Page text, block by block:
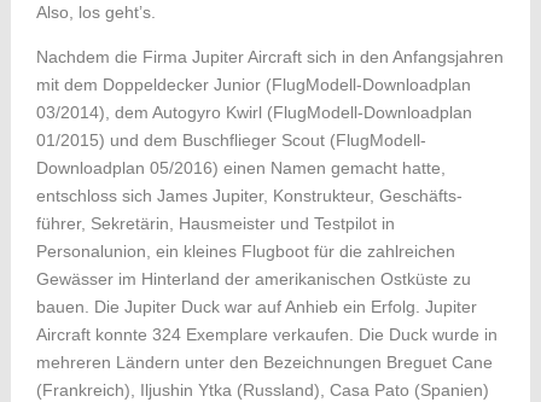
Also, los geht’s.
Nachdem die Firma Jupiter Aircraft sich in den Anfangsjahren
mit dem Doppeldecker Junior (FlugModell-Downloadplan
03/2014), dem Autogyro Kwirl (­FlugModell-Downloadplan
01/2015) und dem Buschflieger Scout (FlugModell-
Downloadplan 05/2016) einen Namen gemacht hatte,
entschloss sich James Jupiter, Konstrukteur, Geschäfts­
führer, Sekretärin, Hausmeister und Test­pilot in
Personalunion, ein kleines Flugboot für die zahlreichen
Gewässer im Hinterland der amerikanischen Ostküste zu
bauen. Die Jupiter Duck war auf Anhieb ein Erfolg. Jupiter
Aircraft konnte 324 Exemplare verkaufen. Die Duck wurde in
mehreren Ländern unter den Bezeichnungen Breguet Cane
(Frankreich), Iljushin Ytka (Russland), Casa Pato (Spanien)